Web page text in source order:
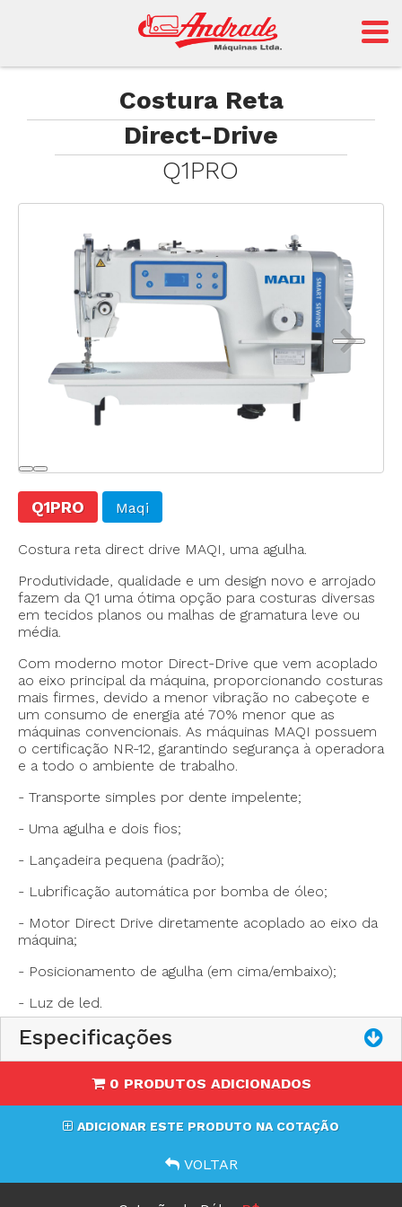
Andrade
Sansei
Costura Reta
Direct-Drive
Q1PRO
Q1PRO Maqi
Costura reta direct drive MAQI, uma agulha.
Produtividade, qualidade e um design novo e arrojado
fazem da Q1 uma ótima opção para costuras diversas
em tecidos planos ou malhas de gramatura leve ou
média.
Com moderno motor Direct-Drive que vem acoplado
ao eixo principal da máquina, proporcionando costuras
mais firmes, devido a menor vibração no cabeçote e
um consumo de energia até 70% menor que as
máquinas convencionais. As máquinas MAQI possuem
o certificação NR-12, garantindo segurança à operadora
e a todo o ambiente de trabalho.
- Transporte simples por dente impelente;
- Uma agulha e dois fios;
- Lançadeira pequena (padrão);
- Lubrificação automática por bomba de óleo;
- Motor Direct Drive diretamente acoplado ao eixo da
máquina;
- Posicionamento de agulha (em cima/embaixo);
- Luz de led.
Especificações
- Costura reta industrial,
- Uma agulha, dois fios
- Lubrificação automática por bomba de óleo
- Motor Direct-drive diretamente acoplado ao eixo da
- Posicionamento de agulha (em
cima/embaixo)programável
- Arremate da costura (retrocesso)
- Comprimento do ponto de 1 a 5 mm.
0 PRODUTOS ADICIONADOS
ADICIONAR ESTE PRODUTO NA COTAÇÃO
VOLTAR